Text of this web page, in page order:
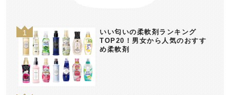
いい匂いの柔軟剤ランキング
TOP20！男女から人気のおすす
め柔軟剤